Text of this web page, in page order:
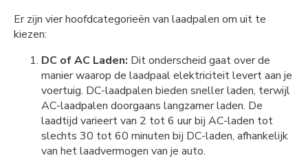
Er zijn vier hoofdcategorieën van laadpalen om uit te
kiezen:
DC of AC Laden: Dit onderscheid gaat over de
manier waarop de laadpaal elektriciteit levert aan je
voertuig. DC-laadpalen bieden sneller laden, terwijl
AC-laadpalen doorgaans langzamer laden. De
laadtijd varieert van 2 tot 6 uur bij AC-laden tot
slechts 30 tot 60 minuten bij DC-laden, afhankelijk
van het laadvermogen van je auto.